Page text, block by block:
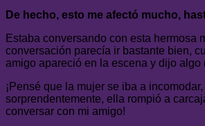
De hecho, esto me afectó mucho,
Estaba conversando con esta hermosa
conversación parecía ir bastante bien,
amigo apareció en la escena y dijo algo
¡Pensé que la mujer se iba a incomodar,
sorprendentemente, ella rompió a
conversar con mi amigo!